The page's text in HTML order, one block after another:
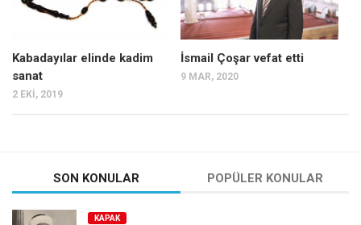
Kabadayılar elinde kadim
sanat
2 EKI, 2019
İsmail Çoşar vefat etti
9 MAR, 2020
SON KONULAR POPÜLER KONULAR
KAPAK